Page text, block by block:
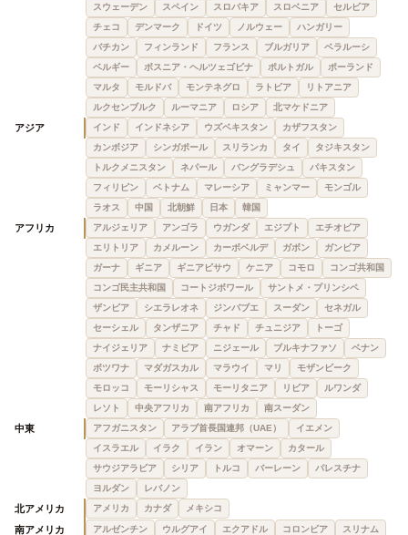
スウェーデン
スペイン スロバキア スロベニア
セルビア
チェコ
デンマーク ドイツ ノルウェー
ハンガリー
バチカン
フィンランド フランス ブルガリア
ベラルーシ
ベルギー
ボスニア・ヘルツェゴビナ ポルトガル
ポーランド
マルタ
モルドバ モンテネグロ ラトビア
リトアニア
ルクセンブルク
ルーマニア ロシア 北マケドニア
アジア インド インドネシア ウズベキスタン
カザフスタン
カンボジア
シンガポール スリランカ タイ
タジキスタン
トルクメニスタン
ネパール バングラデシュ
パキスタン
フィリピン
ベトナム マレーシア ミャンマー
モンゴル
ラオス
中国 北朝鮮 日本 韓国
アフリカ アルジェリア アンゴラ ウガンダ エジプト
エチオピア
エリトリア
カメルーン カーボベルデ ガボン
ガンビア
ガーナ
ギニア ギニアビサウ ケニア コモロ
コンゴ共和国
コンゴ民主共和国
コートジボワール
サントメ・プリンシペ
ザンビア
シエラレオネ ジンバブエ スーダン
セネガル
セーシェル
タンザニア チャド チュニジア
トーゴ
ナイジェリア
ナミビア ニジェール ブルキナファソ
ベナン
ボツワナ
マダガスカル マラウイ マリ
モザンビーク
モロッコ
モーリシャス モーリタニア リビア
ルワンダ
レソト
中央アフリカ 南アフリカ 南スーダン
中東 アフガニスタン アラブ首長国連邦（UAE）
イエメン
イスラエル
イラク イラン オマーン
カタール
サウジアラビア
シリア トルコ バーレーン
パレスチナ
ヨルダン
レバノン
北アメリカ アメリカ カナダ メキシコ
南アメリカ アルゼンチン ウルグアイ エクアドル コロンビア スリナム